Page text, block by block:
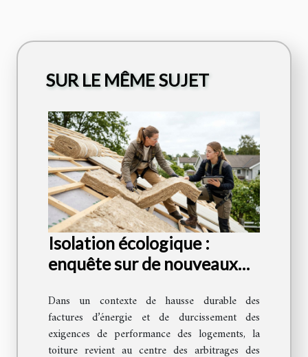
SUR LE MÊME SUJET
Isolation écologique :
enquête sur de nouveaux
toiture
Dans un contexte de hausse durable des
factures d’énergie et de durcissement des
exigences de performance des logements, la
toiture revient au centre des arbitrages des